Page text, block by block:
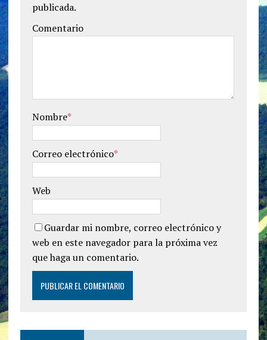
publicada.
Comentario
Nombre*
Correo electrónico*
Web
Guardar mi nombre, correo electrónico y
web en este navegador para la próxima vez
que haga un comentario.